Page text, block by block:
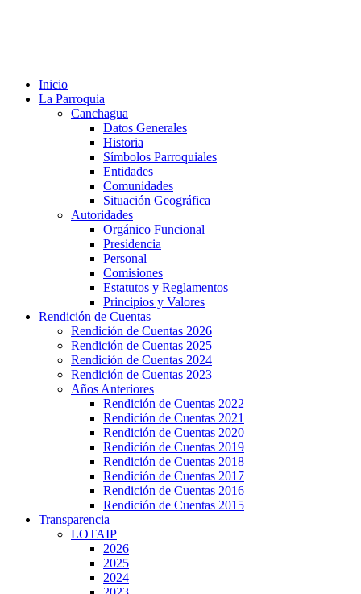
Inicio
La Parroquia
Canchagua
Datos Generales
Historia
Símbolos Parroquiales
Entidades
Comunidades
Situación Geográfica
Autoridades
Orgánico Funcional
Presidencia
Personal
Comisiones
Estatutos y Reglamentos
Principios y Valores
Rendición de Cuentas
Rendición de Cuentas 2026
Rendición de Cuentas 2025
Rendición de Cuentas 2024
Rendición de Cuentas 2023
Años Anteriores
Rendición de Cuentas 2022
Rendición de Cuentas 2021
Rendición de Cuentas 2020
Rendición de Cuentas 2019
Rendición de Cuentas 2018
Rendición de Cuentas 2017
Rendición de Cuentas 2016
Rendición de Cuentas 2015
Transparencia
LOTAIP
2026
2025
2024